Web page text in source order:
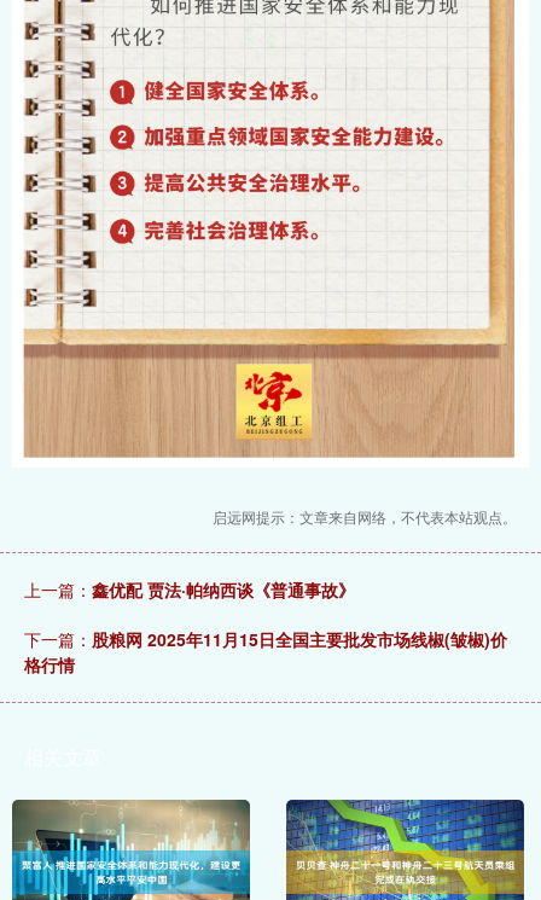
启远网提示：文章来自网络，不代表本站观点。
上一篇： 鑫优配 贾法·帕纳西谈《普通事故》
下一篇： 股粮网 2025年11月15日全国主要批发市场线椒(皱椒)价
格行情